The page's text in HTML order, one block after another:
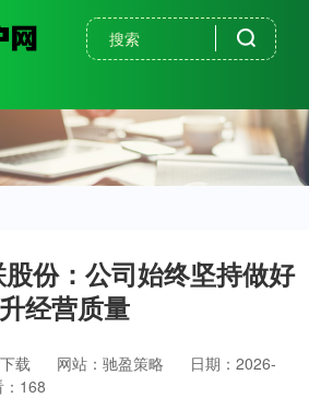
份：公司始终坚持做好
经营质量
载 网站：驰盈策略
日期：2026-
：168